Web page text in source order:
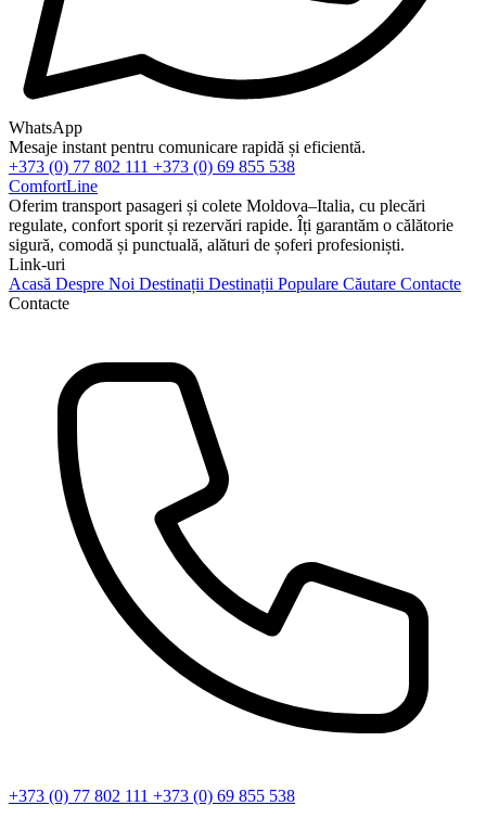
WhatsApp
Mesaje instant pentru comunicare rapidă și eficientă.
+373 (0) 77 802 111 +373 (0) 69 855 538
ComfortLine
Oferim transport pasageri și colete Moldova–Italia, cu plecări
regulate, confort sporit și rezervări rapide. Îți garantăm o călătorie
sigură, comodă și punctuală, alături de șoferi profesioniști.
Link-uri
Acasă Despre Noi Destinații Destinații Populare Căutare Contacte
Contacte
+373 (0) 77 802 111 +373 (0) 69 855 538